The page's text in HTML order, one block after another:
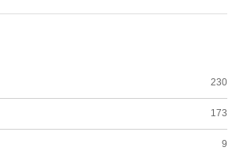
230
173
9